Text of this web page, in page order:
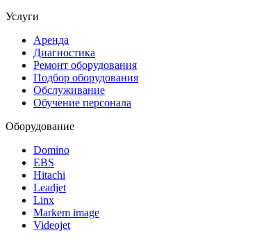
Услуги
Аренда
Диагностика
Ремонт оборудования
Подбор оборудования
Обслуживание
Обучение персонала
Оборудование
Domino
EBS
Hitachi
Leadjet
Linx
Markem image
Videojet